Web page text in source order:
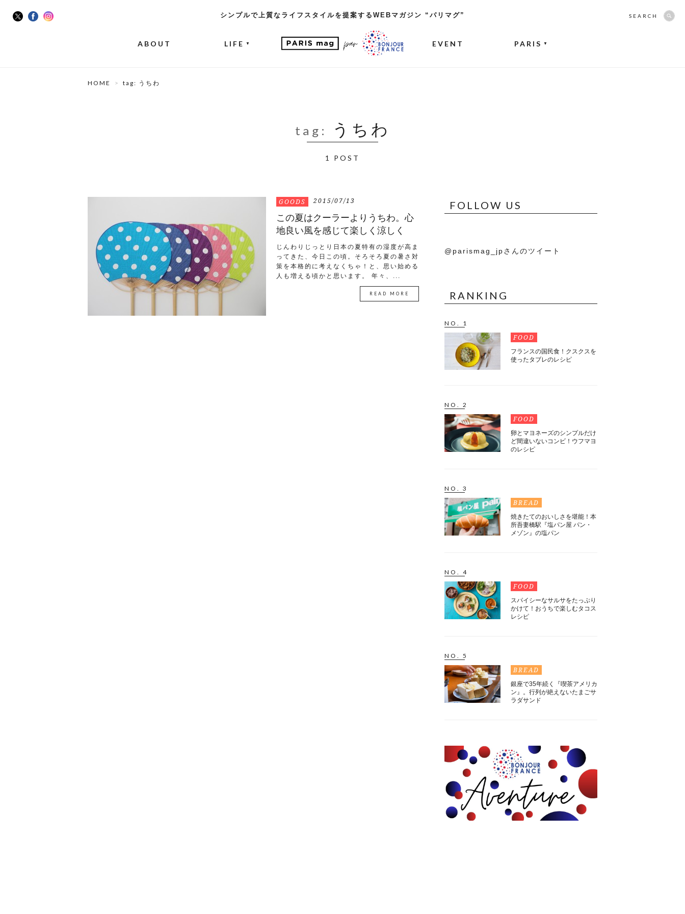
シンプルで上質なライフスタイルを提案するWEBマガジン “パリマグ”
ABOUT LIFE ▼ EVENT PARIS ▼
SEARCH
HOME tag: うちわ
tag: うちわ
1 POST
GOODS 2015/07/13
この夏はクーラーよりうちわ。心
地良い風を感じて楽しく涼しく
じんわりじっとり日本の夏特有の湿度が高ま
ってきた、今日この頃。そろそろ夏の暑さ対
策を本格的に考えなくちゃ！と、思い始める
人も増える頃かと思います。 年々、...
READ MORE
FOLLOW US
@parismag_jpさんのツイート
RANKING
NO. 1
FOOD
フランスの国民食！クスクスを
使ったタブレのレシピ
NO. 2
FOOD
卵とマヨネーズのシンプルだけ
ど間違いないコンビ！ウフマヨ
のレシピ
NO. 3
BREAD
焼きたてのおいしさを堪能！本
所吾妻橋駅『塩パン屋 パン・
メゾン』の塩パン
NO. 4
FOOD
スパイシーなサルサをたっぷり
かけて！おうちで楽しむタコス
レシピ
NO. 5
BREAD
銀座で35年続く『喫茶アメリカ
ン』。行列が絶えないたまごサ
ラダサンド